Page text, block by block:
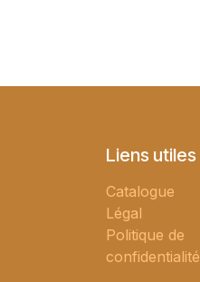
Liens utiles
Catalogue
Légal
Politique de
confidentialité